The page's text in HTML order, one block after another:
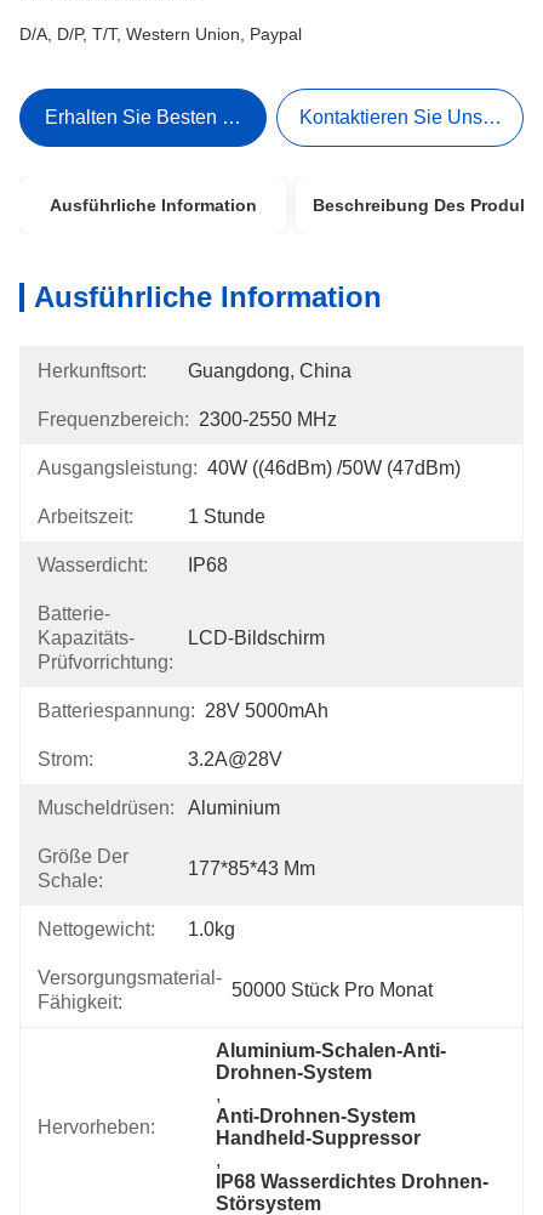
D/A, D/P, T/T, Western Union, Paypal
Erhalten Sie Besten Preis Kontaktieren Sie Uns Jetzt
Ausführliche Information Beschreibung Des
Ausführliche Information
Herkunftsort: Guangdong, China
Frequenzbereich: 2300-2550 MHz
Ausgangsleistung: 40W ((46dBm) /50W (47dBm)
Arbeitszeit: 1 Stunde
Wasserdicht: IP68
Batterie-
Kapazitäts-
Prüfvorrichtung:
LCD-Bildschirm
Batteriespannung: 28V 5000mAh
Strom: 3.2A@28V
Muscheldrüsen: Aluminium
Größe Der
Schale:
177*85*43 Mm
Nettogewicht: 1.0kg
Versorgungsmaterial-
Fähigkeit:
50000 Stück Pro Monat
Hervorheben:
Aluminium-Schalen-Anti-
Drohnen-System
,
Anti-Drohnen-System
Handheld-Suppressor
,
IP68 Wasserdichtes Drohnen-
Störsystem